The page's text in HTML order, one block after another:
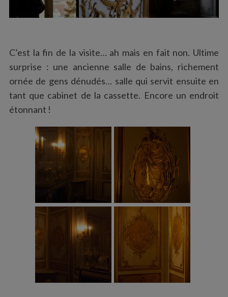
C’est la fin de la visite… ah mais en fait non. Ultime
surprise : une ancienne salle de bains, richement
ornée de gens dénudés… salle qui servit ensuite en
tant que cabinet de la cassette. Encore un endroit
étonnant !